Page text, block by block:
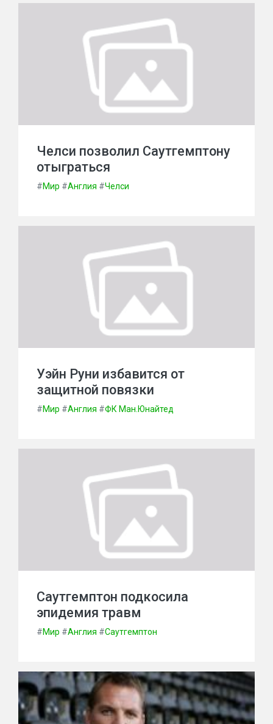
Челси позволил Саутгемптону
отыграться
#Мир #Англия #Челси
Уэйн Руни избавится от
защитной повязки
#Мир #Англия #ФК Ман.Юнайтед
Саутгемптон подкосила
эпидемия травм
#Мир #Англия #Саутгемптон